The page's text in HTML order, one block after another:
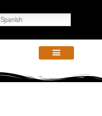
Spanish